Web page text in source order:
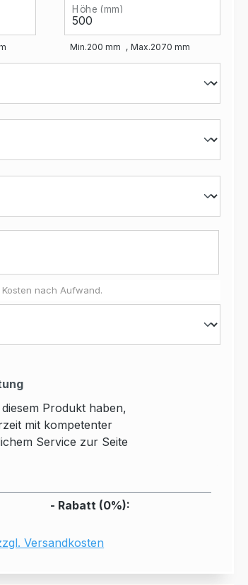
Höhe (mm)
Min.200 mm Max.2070 mm
nach Aufwand.
Produkt haben,
mit kompetenter
Service zur Seite
- Rabatt (0%):
Versandkosten